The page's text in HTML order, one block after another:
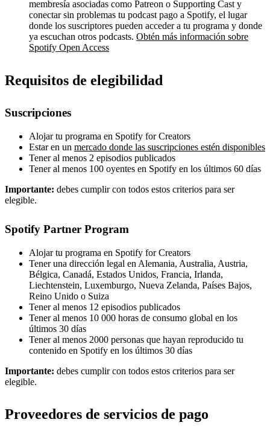
membresía asociadas como Patreon o Supporting Cast y
conectar sin problemas tu podcast pago a Spotify, el lugar
donde los suscriptores pueden acceder a tu programa y donde
ya escuchan otros podcasts. Obtén más información sobre
Spotify Open Access
Requisitos de elegibilidad
Suscripciones
Alojar tu programa en Spotify for Creators
Estar en un mercado donde las suscripciones estén disponibles
Tener al menos 2 episodios publicados
Tener al menos 100 oyentes en Spotify en los últimos 60 días
Importante: debes cumplir con todos estos criterios para ser
elegible.
Spotify Partner Program
Alojar tu programa en Spotify for Creators
Tener una dirección legal en Alemania, Australia, Austria,
Bélgica, Canadá, Estados Unidos, Francia, Irlanda,
Liechtenstein, Luxemburgo, Nueva Zelanda, Países Bajos,
Reino Unido o Suiza
Tener al menos 12 episodios publicados
Tener al menos 10 000 horas de consumo global en los
últimos 30 días
Tener al menos 2000 personas que hayan reproducido tu
contenido en Spotify en los últimos 30 días
Importante: debes cumplir con todos estos criterios para ser
elegible.
Proveedores de servicios de pago